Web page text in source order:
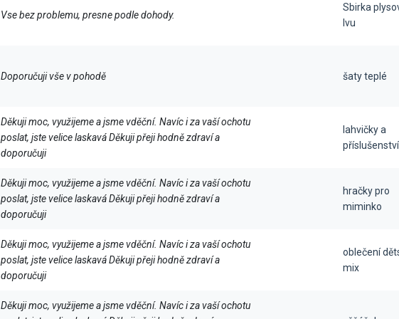
Vse bez problemu, presne podle dohody.
Sbirka
lvu
Doporučuji vše v pohodě šaty teplé
Děkuji moc, využijeme a jsme vděční. Navíc i za vaší ochotu
poslat, jste velice laskavá Děkuji přeji hodně zdraví a
doporučuji
lahvičky a
příslušenství
Děkuji moc, využijeme a jsme vděční. Navíc i za vaší ochotu
poslat, jste velice laskavá Děkuji přeji hodně zdraví a
doporučuji
hračky pro
miminko
Děkuji moc, využijeme a jsme vděční. Navíc i za vaší ochotu
poslat, jste velice laskavá Děkuji přeji hodně zdraví a
doporučuji
oblečení
mix
Děkuji moc, využijeme a jsme vděční. Navíc i za vaší ochotu